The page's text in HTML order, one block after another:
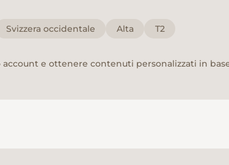
Svizzera occidentale Alta T2
e ottenere contenuti personalizzati in